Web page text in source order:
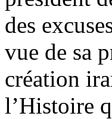
des
vue de sa
création
l’Histoire